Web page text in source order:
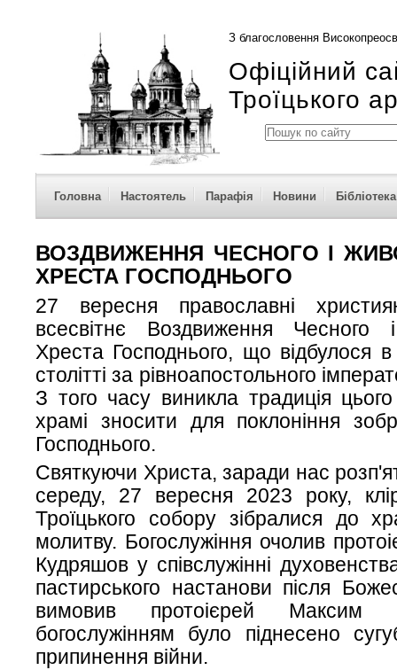
З благословення
Офіційний
Троїцького
Головна Настоятель Парафія Новини Бібліотека
ВОЗДВИЖЕННЯ ЧЕСНОГО І
ХРЕСТА ГОСПОДНЬОГО
27 вересня православні
всесвітнє Воздвиження Чесного
Хреста Господнього, що відбулося
столітті за рівноапостольного
З того часу виникла традиція
храмі зносити для поклоніння
Господнього.
Святкуючи Христа, заради нас
середу, 27 вересня 2023 року,
Троїцького собору зібралися до
молитву. Богослужіння очолив
Кудряшов у співслужінні
пастирського настанови після
вимовив протоієрей Максим
богослужінням було піднесено
припинення війни.